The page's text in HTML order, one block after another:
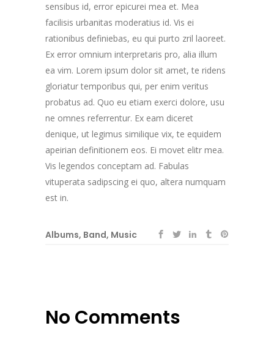
sensibus id, error epicurei mea et. Mea
facilisis urbanitas moderatius id. Vis ei
rationibus definiebas, eu qui purto zril laoreet.
Ex error omnium interpretaris pro, alia illum
ea vim. Lorem ipsum dolor sit amet, te ridens
gloriatur temporibus qui, per enim veritus
probatus ad. Quo eu etiam exerci dolore, usu
ne omnes referrentur. Ex eam diceret
denique, ut legimus similique vix, te equidem
apeirian definitionem eos. Ei movet elitr mea.
Vis legendos conceptam ad. Fabulas
vituperata sadipscing ei quo, altera numquam
est in.
Albums, Band, Music
No Comments